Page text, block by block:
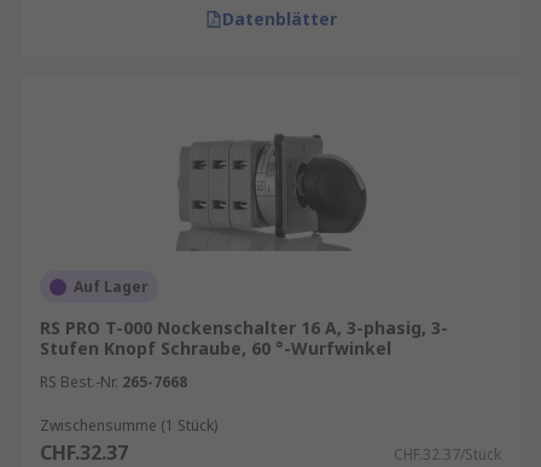
Datenblätter
Auf Lager
RS PRO T-000 Nockenschalter 16 A, 3-phasig, 3-
Stufen Knopf Schraube, 60 °-Wurfwinkel
RS Best.-Nr. 265-7668
Zwischensumme (1 Stück)
CHF.32.37 CHF.32.37/Stück